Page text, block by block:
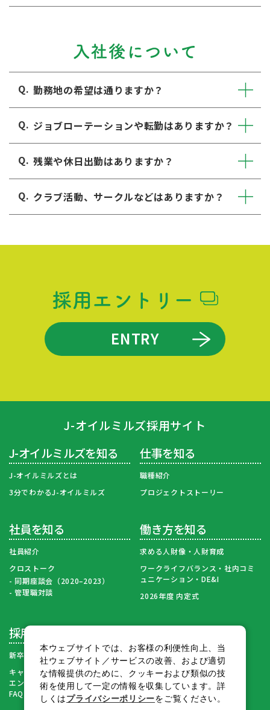
入社後について
勤務地の希望は通りますか？
ジョブローテーションや転勤はありますか？
残業や休日出勤はありますか？
クラブ活動、サークルなどはありますか？
採用エントリー
ENTRY
J-オイルミルズ採用サイト
J-オイルミルズを知る
J-オイルミルズとは
3分でわかるJ-オイルミルズ
仕事を知る
職種紹介
プロジェクトストーリー
社員を知る
社員紹介
クロストーク
同期座談会（2020–2023）
管理職対談
働き方を知る
求める人財像・人財育成
ワークライフバランス・社内コミ
ュニケーション・DE&I
2026年度 内定式
採用情報
新卒採用募集要項・FAQ
キャリア採用・再入社
エントリーページ（募集要項・
FAQ）
本ウェブサイトでは、お客様の利便性向上、当
社ウェブサイト／サービスの改善、および適切
な情報提供のために、クッキーおよび類似の技
術を使用して一定の情報を収集しています。詳
しくはプライバシーポリシーをご覧ください。